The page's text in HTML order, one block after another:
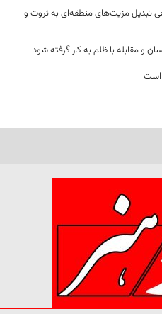
تبدیل مزیت‌های منطقه‌ای به ثروت و
و مقابله با ظلم به کار گرفته شود
است